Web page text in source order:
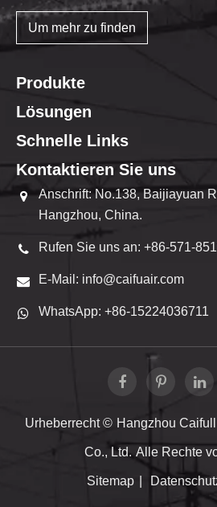
Um mehr zu finden
Produkte
Lösungen
Schnelle Links
Kontaktieren Sie uns
Anschrift: No.138, Baijiayuan
Hangzhou, China.
Rufen Sie uns an: +86-571-
E-Mail: info@caifuair.com
WhatsApp: +86-15224036711
Urheberrecht © Hangzhou
Co., Ltd. Alle Rechte
Sitemap